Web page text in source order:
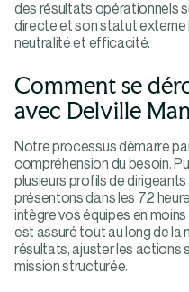
des résultats opérationnels
directe et son statut externe
neutralité et efficacité.
Comment se
avec Delville
Notre processus démarre
compréhension du besoin.
plusieurs profils de
présentons dans les 72
intègre vos équipes en moins
est assuré tout au long de la
résultats, ajuster les actions
mission structurée.